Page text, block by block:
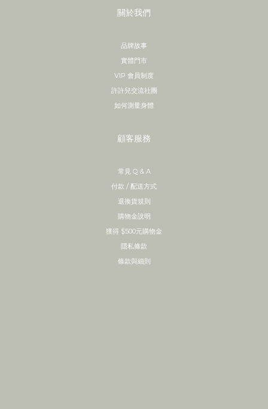
關於我們
品牌故事
實體門市
VIP 會員制度
許許兒交流社團
如何測量身體
顧客服務
常見 Q & A
付款 / 配送方式
退換貨規則
購物金說明
獲得 $500元購物金
隱私條款
條款與細則